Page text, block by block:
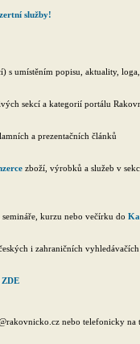
služby!
s umístěním popisu, aktuality,
sekcí a kategorií portálu
a prezentačních článků
zboží, výrobků a služeb v
kurzu nebo večírku do
i zahraničních
ZDE
nebo telefonicky